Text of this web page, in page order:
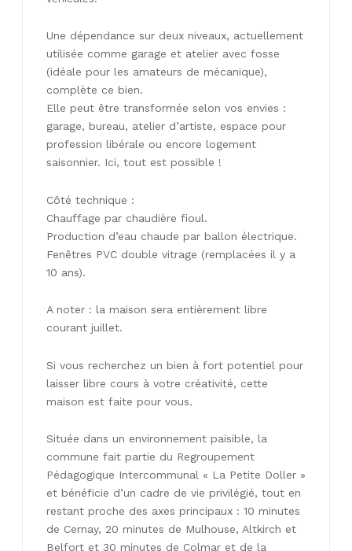
Une dépendance sur deux niveaux, actuellement
utilisée comme garage et atelier avec fosse
(idéale pour les amateurs de mécanique),
complète ce bien.
Elle peut être transformée selon vos envies :
garage, bureau, atelier d’artiste, espace pour
profession libérale ou encore logement
saisonnier. Ici, tout est possible !
Côté technique :
Chauffage par chaudière fioul.
Production d’eau chaude par ballon électrique.
Fenêtres PVC double vitrage (remplacées il y a
10 ans).
A noter : la maison sera entièrement libre
courant juillet.
Si vous recherchez un bien à fort potentiel pour
laisser libre cours à votre créativité, cette
maison est faite pour vous.
Située dans un environnement paisible, la
commune fait partie du Regroupement
Pédagogique Intercommunal « La Petite Doller »
et bénéficie d’un cadre de vie privilégié, tout en
restant proche des axes principaux : 10 minutes
de Cernay, 20 minutes de Mulhouse, Altkirch et
Belfort et 30 minutes de Colmar et de la